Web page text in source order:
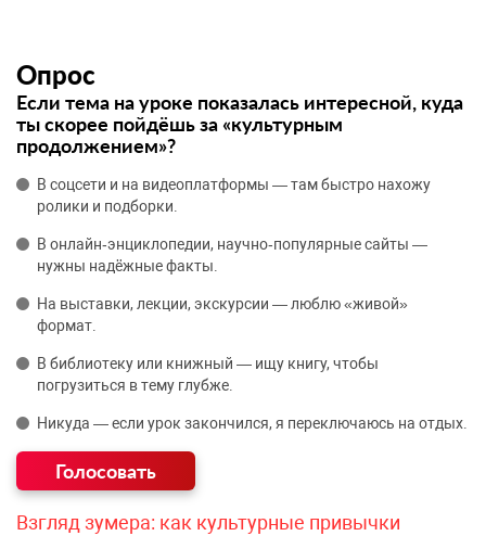
Опрос
Если тема на уроке показалась интересной, куда
ты скорее пойдёшь за «культурным
продолжением»?
В соцсети и на видеоплатформы — там быстро нахожу
ролики и подборки.
В онлайн‑энциклопедии, научно‑популярные сайты —
нужны надёжные факты.
На выставки, лекции, экскурсии — люблю «живой»
формат.
В библиотеку или книжный — ищу книгу, чтобы
погрузиться в тему глубже.
Никуда — если урок закончился, я переключаюсь на отдых.
Взгляд зумера: как культурные привычки